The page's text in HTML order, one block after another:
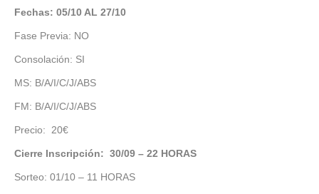
Fechas: 05/10 AL 27/10
Fase Previa: NO
Consolación: SI
MS: B/A/I/C/J/ABS
FM: B/A/I/C/J/ABS
Precio: 20€
Cierre Inscripción: 30/09 – 22 HORAS
Sorteo: 01/10 – 11 HORAS